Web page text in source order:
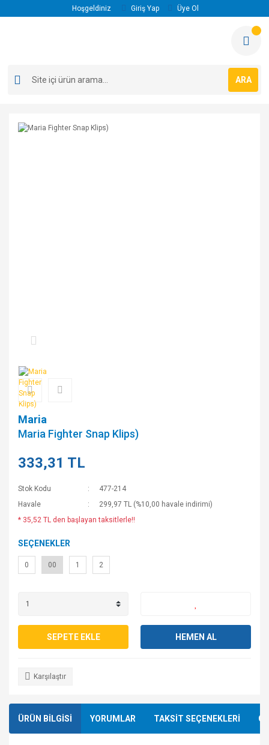
Hoşgeldiniz Giriş Yap Üye Ol
ARA
Maria
Maria Fighter Snap Klips)
333,31 TL
Stok Kodu
477-214
Havale
299,97 TL (%10,00 havale indirimi)
* 35,52 TL den başlayan taksitlerle!!
SEÇENEKLER
0 00 1 2
SEPETE EKLE HEMEN AL
Karşılaştır
ÜRÜN BİLGİSİ YORUMLAR TAKSİT SEÇENEKLERİ